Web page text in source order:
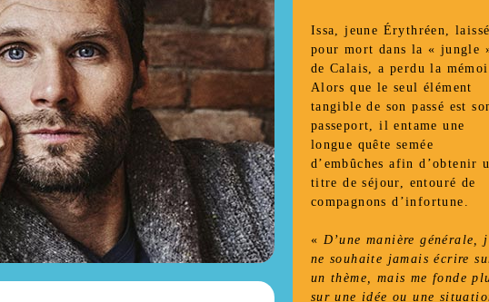
Issa, jeune Érythréen, laissé
pour mort dans la « jungle
de Calais, a perdu la
Alors que le seul élément
tangible de son passé est
passeport, il entame une
longue quête semée
d’embûches afin d’obtenir
titre de séjour, entouré de
compagnons d’infortune.
« D’une manière générale,
ne souhaite jamais écrire
un thème, mais me fonde
sur une idée ou une